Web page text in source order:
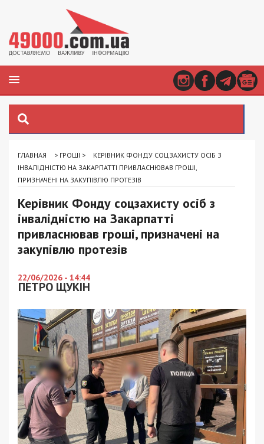
ГЛАВНАЯ > ГРОШІ >
КЕРІВНИК ФОНДУ СОЦЗАХИСТУ ОСІБ З
ІНВАЛІДНІСТЮ НА ЗАКАРПАТТІ ПРИВЛАСНЮВАВ ГРОШІ,
ПРИЗНАЧЕНІ НА ЗАКУПІВЛЮ ПРОТЕЗІВ
Керівник Фонду соцзахисту осіб з
інвалідністю на Закарпатті
привласнював гроші, призначені на
закупівлю протезів
22/06/2026 - 14:44
ПЕТРО ЩУКІН